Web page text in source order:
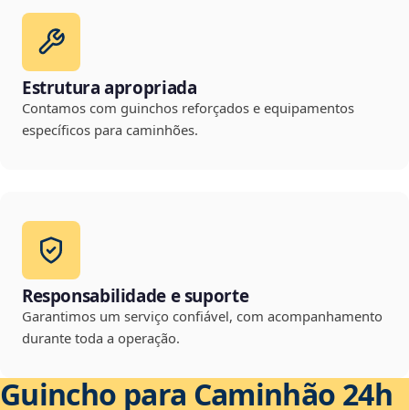
Estrutura apropriada
Contamos com guinchos reforçados e equipamentos
específicos para caminhões.
Responsabilidade e suporte
Garantimos um serviço confiável, com acompanhamento
durante toda a operação.
Guincho para Caminhão 24h